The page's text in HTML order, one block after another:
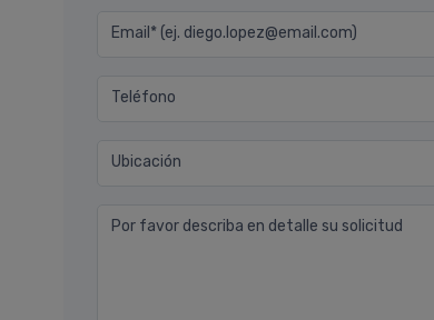
Email* (ej. diego.lopez@email.com)
Teléfono
Ubicación
Por favor describa en detalle su solicitud